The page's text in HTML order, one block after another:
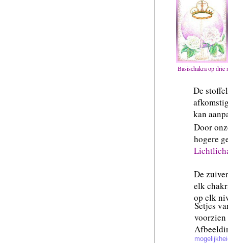
Basischakra op drie
Door
hogere
De
elk
op elk
Setjes
De
kan